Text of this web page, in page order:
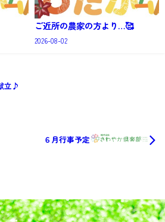
ご近所の農家の方より…🥰
2026-08-02
立♪
６月行事予定